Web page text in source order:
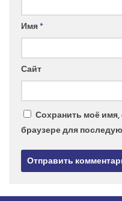
Имя*
Сайт
Сохранить моё имя,
браузере для